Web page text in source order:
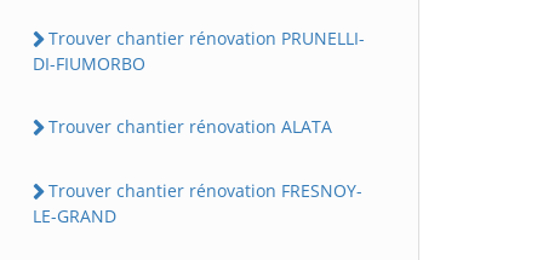
Trouver chantier rénovation PRUNELLI-
DI-FIUMORBO
Trouver chantier rénovation ALATA
Trouver chantier rénovation FRESNOY-
LE-GRAND